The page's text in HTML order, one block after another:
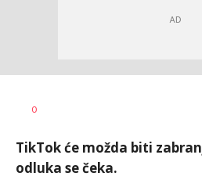
AUTOR
0
TikTok će možda biti
odluka se čeka.